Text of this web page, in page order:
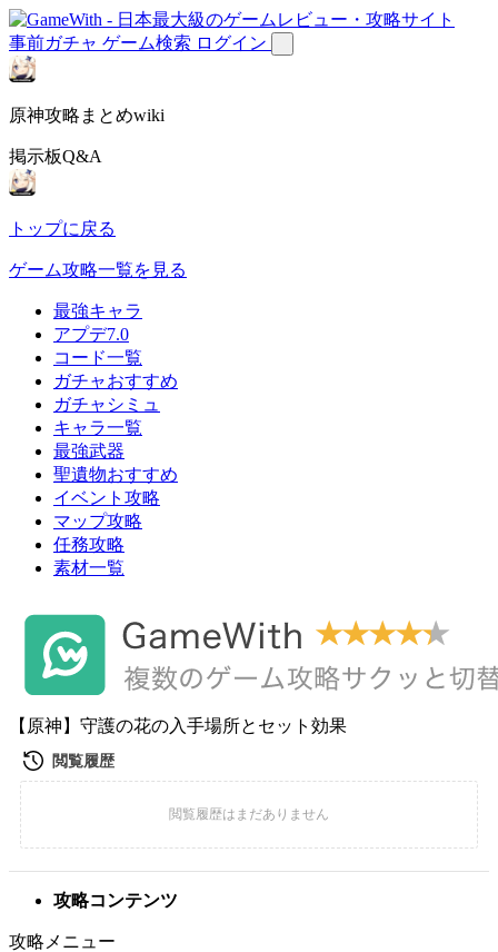
事前ガチャ ゲーム検索 ログイン
原神攻略まとめwiki
掲示板Q&A
トップに戻る
ゲーム攻略一覧を見る
最強キャラ
アプデ7.0
コード一覧
ガチャおすすめ
ガチャシミュ
キャラ一覧
最強武器
聖遺物おすすめ
イベント攻略
マップ攻略
任務攻略
素材一覧
【原神】守護の花の入手場所とセット効果
攻略コンテンツ
攻略メニュー